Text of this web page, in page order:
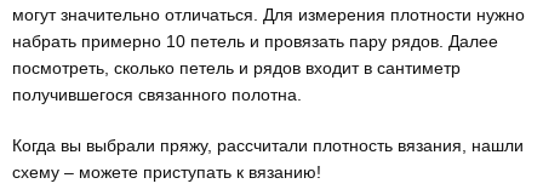
могут значительно отличаться. Для измерения плотности нужно
набрать примерно 10 петель и провязать пару рядов. Далее
посмотреть, сколько петель и рядов входит в сантиметр
получившегося связанного полотна.
Когда вы выбрали пряжу, рассчитали плотность вязания, нашли
схему – можете приступать к вязанию!